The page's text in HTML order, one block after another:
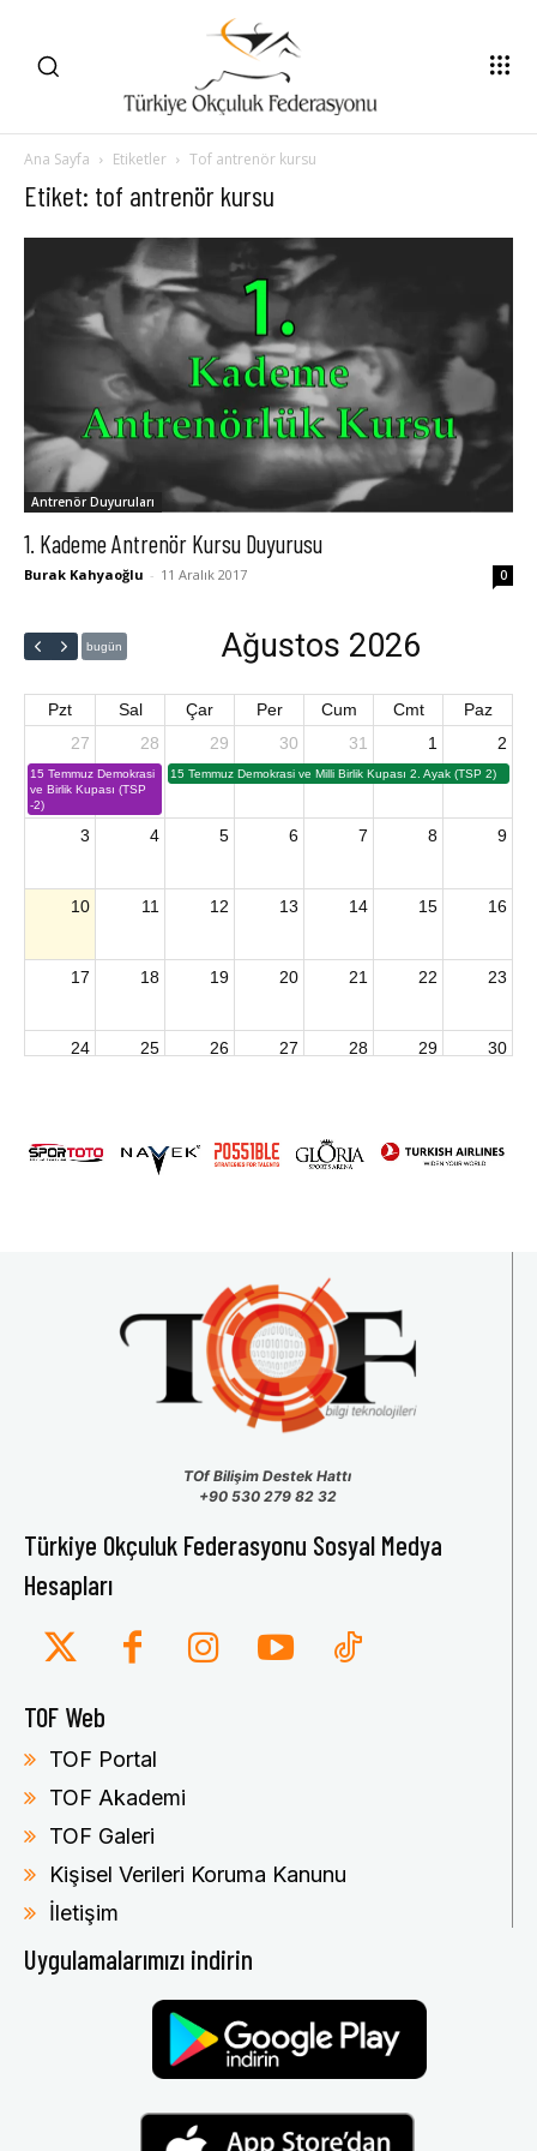
Ana Sayfa Etiketler Tof antrenör kursu
Etiket: tof antrenör kursu
Antrenör Duyuruları
1. Kademe Antrenör Kursu Duyurusu
Burak Kahyaoğlu - 11 Aralık 2017 0
bugün Ağustos 2026
Pzt Sal Çar Per Cum Cmt
Paz
27
15 Temmuz Demokrasi
ve Birlik Kupası (TSP
-2)
28 29
15 Temmuz Demokrasi ve Milli Birlik Kupası 2. Ayak (TSP 2)
30 31 1 2
3 4 5 6 7 8 9
10 11 12 13 14 15 16
17 18 19 20 21 22 23
24 25 26 27 28 29 30
TOf Bilişim Destek Hattı
+90 530 279 82 32
Türkiye Okçuluk Federasyonu Sosyal Medya
Hesapları
TOF Web
TOF Portal
TOF Akademi
TOF Galeri
Kişisel Verileri Koruma Kanunu
İletişim
Uygulamalarımızı indirin